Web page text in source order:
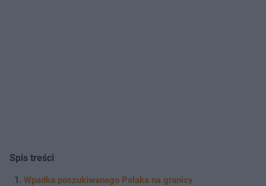
Spis treści
Wpadka poszukiwanego Polaka na granicy